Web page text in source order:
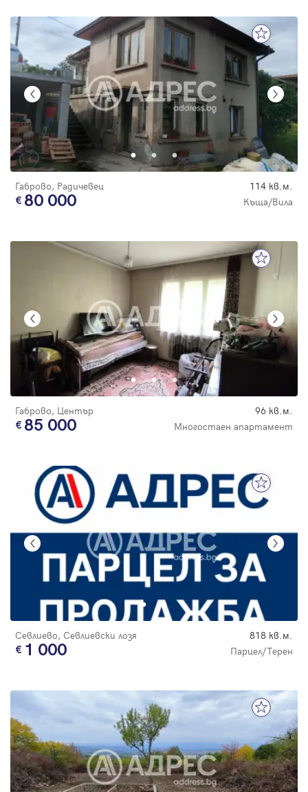
Габрово, Радичевец 114 кв.м.
80 000 Къща/Вила
Габрово, Център 96 кв.м.
85 000 Многостаен апартамент
Севлиево, Севлиевски лозя 818 кв.м.
1 000 Парцел/Терен